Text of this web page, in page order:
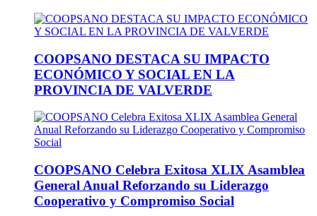
COOPSANO DESTACA SU IMPACTO
ECONÓMICO Y SOCIAL EN LA
PROVINCIA DE VALVERDE
COOPSANO Celebra Exitosa XLIX Asamblea
General Anual Reforzando su Liderazgo
Cooperativo y Compromiso Social